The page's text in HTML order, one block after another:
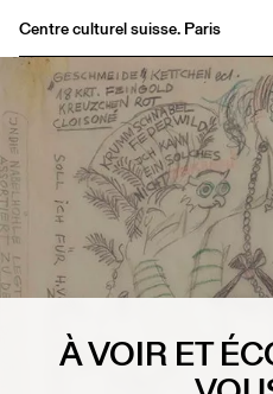
Centre culturel suisse. Paris
Agenda
Librairie
Buvette
Archives
Médiathèque
Éditions
Informations
EN
À VOIR ET